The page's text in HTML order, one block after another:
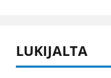
LUKIJALTA